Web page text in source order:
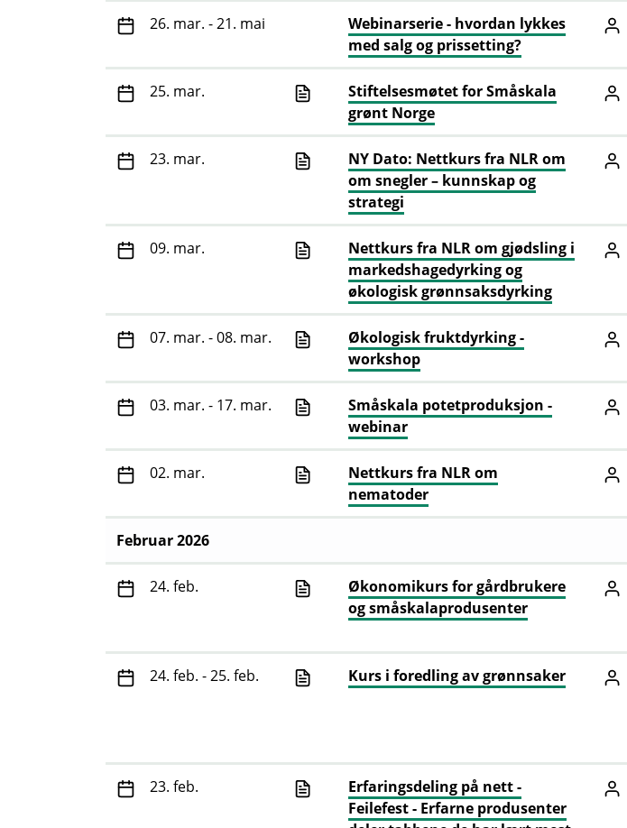
26. mar. - 21. mai
Webinarserie - hvordan lykkes
med salg og prissetting?
25. mar.
Stiftelsesmøtet for Småskala
grønt Norge
23. mar.
NY Dato: Nettkurs fra NLR om
om snegler – kunnskap og
strategi
09. mar.
Nettkurs fra NLR om gjødsling i
markedshagedyrking og
økologisk grønnsaksdyrking
07. mar. - 08. mar.
Økologisk fruktdyrking -
workshop
03. mar. - 17. mar.
Småskala potetproduksjon -
webinar
02. mar.
Nettkurs fra NLR om
nematoder
Februar 2026
24. feb.
Økonomikurs for gårdbrukere
og småskalaprodusenter
24. feb. - 25. feb. Kurs i foredling av grønnsaker
23. feb.
Erfaringsdeling på nett -
Feilefest - Erfarne produsenter